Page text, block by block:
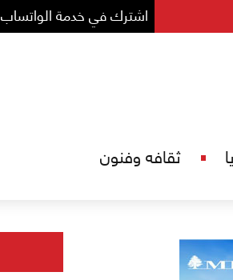
اشترك في خدمة الواتساب
ثقافه وفنون